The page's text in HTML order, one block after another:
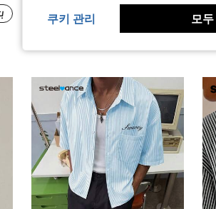
STEELVANCE 남성용 작은 체크무늬 반팔 셔츠, 단일 포켓 클래식 스타일, 격식 또는 캐주얼한 경우, 휴가, 식사, 사무실, 캐주얼 홈웨어에 적합, 다용도, 편안한 원단 셔츠, 자신에게 입거나 선물하기에 좋습니다
10,765원
-
쿠키 관리 모